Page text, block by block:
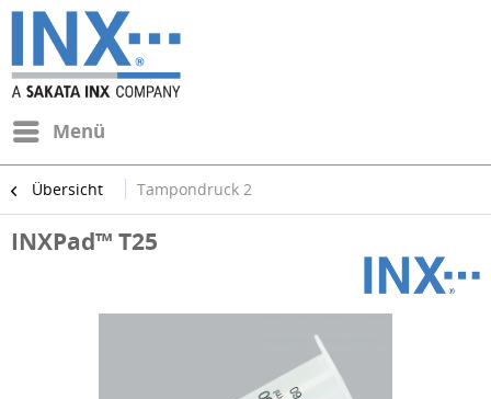
Menü
Übersicht Tampondruck 2
INXPad™ T25